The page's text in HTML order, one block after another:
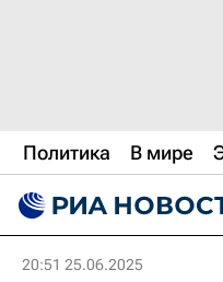
Политика В мире
20:51 25.06.2025